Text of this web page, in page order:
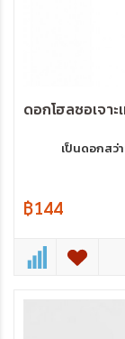
ดอกโฮลซอเจาะ
เป็นดอกสว่
฿144